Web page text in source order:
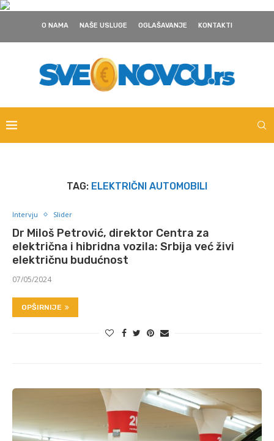
O NAMA NAŠE USLUGE OGLAŠAVANJE KONTAKTI
TAG: ELEKTRIČNI AUTOMOBILI
Intervju Slider
Dr Miloš Petrović, direktor Centra za
električna i hibridna vozila: Srbija već živi
električnu budućnost
07/05/2024
OPŠIRNIJE